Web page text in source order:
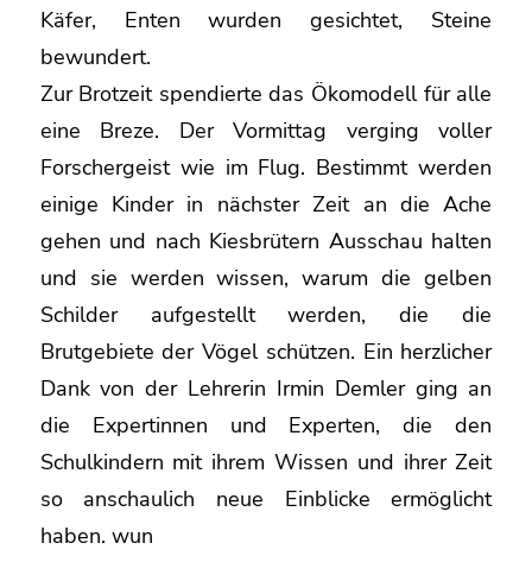
Käfer, Enten wurden gesichtet, Steine
bewundert.
Zur Brotzeit spendierte das Ökomodell für alle
eine Breze. Der Vormittag verging voller
Forschergeist wie im Flug. Bestimmt werden
einige Kinder in nächster Zeit an die Ache
gehen und nach Kiesbrütern Ausschau halten
und sie werden wissen, warum die gelben
Schilder aufgestellt werden, die die
Brutgebiete der Vögel schützen. Ein herzlicher
Dank von der Lehrerin Irmin Demler ging an
die Expertinnen und Experten, die den
Schulkindern mit ihrem Wissen und ihrer Zeit
so anschaulich neue Einblicke ermöglicht
haben. wun